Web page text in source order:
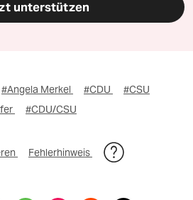
unterstützen
#Angela Merkel #CDU
#CSU
#CDU/CSU
Fehlerhinweis